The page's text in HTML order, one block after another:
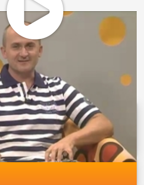
megtekinthetőek
csatornánkon is!